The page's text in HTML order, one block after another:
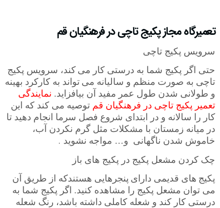
تعمیرگاه مجاز پکیج تاچی در فرهنگیان قم
سرویس پکیج تاچی
حتی اگر پکیج شما به درستی کار می­ کند، سرویس پکیج
تاچی به صورت منظم و سالیانه می­ تواند به کارکرد بهینه
و طولانی شدن طول عمر مفید آن بیافزاید. نمایندگی
تعمیر پکیج تاچی در فرهنگیان قم توصیه می کند که این
کار را سالانه و در ابتدای شروع فصل سرما انجام دهید تا
در میانه زمستان با مشکلات مثل گرم نکردن آب،
خاموش شدن ناگهانی و… مواجه نشوید .
چک کردن مشعل پکیج در پکیج های باز
پکیج­ های قدیمی دارای پنجره­ایی هستندکه از طریق آن
می ­توان مشعل پکیج را مشاهده کنید. اگر پکیج شما به
درستی کار کند و شعله کاملی داشته باشد، رنگ شعله